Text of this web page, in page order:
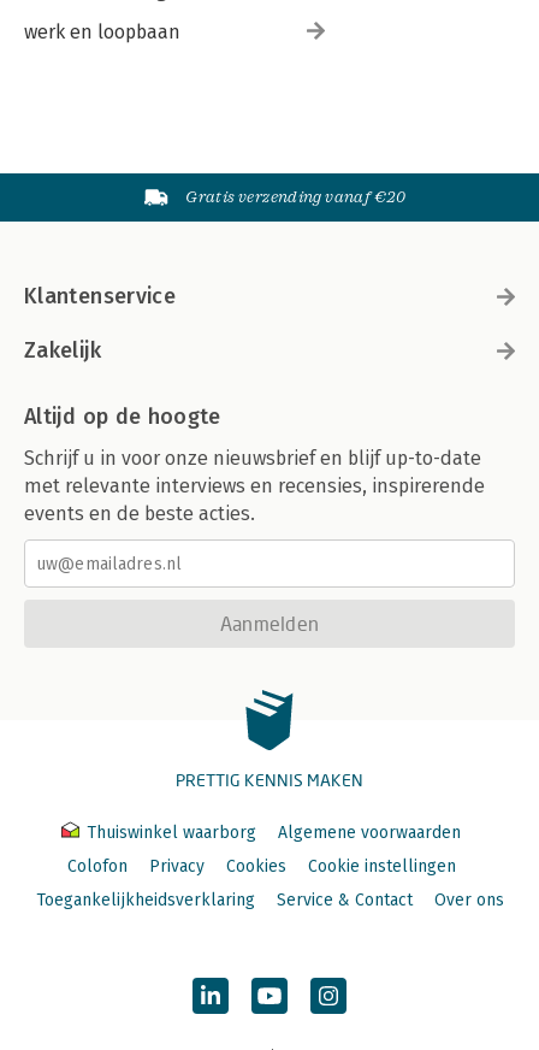
werk en loopbaan
Gratis verzending vanaf €20
Klantenservice
Zakelijk
Altijd op de hoogte
Schrijf u in voor onze nieuwsbrief en blijf up-to-date
met relevante interviews en recensies, inspirerende
events en de beste acties.
Aanmelden
PRETTIG KENNIS MAKEN
Thuiswinkel waarborg
Algemene voorwaarden
Colofon
Privacy Cookies
Cookie instellingen
Toegankelijkheidsverklaring
Service & Contact Over ons